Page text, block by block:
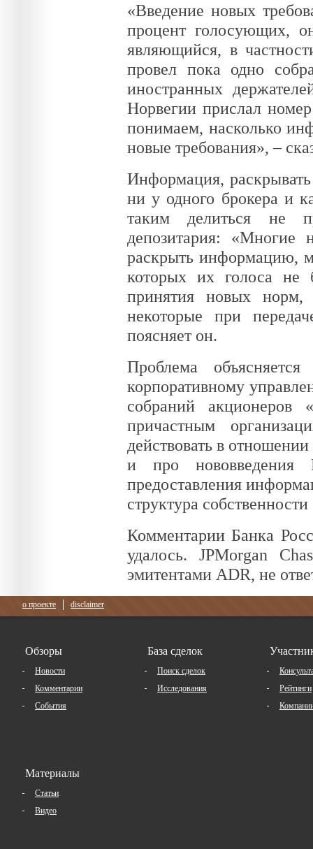
«Введение новых
процент голосующих,
являющийся, в
провел пока одно
иностранных
Норвегии прислал
понимаем, насколько
новые требования», –
Информация,
ни у одного брокера и
таким делиться не
депозитария: «Многие
раскрыть информацию,
которых их голоса не
принятия новых
некоторые при
поясняет он.
Проблема
корпоративному
собраний акционеров
причастным
действовать в
и про нововведения
предоставления
структура
Комментарии Банка
удалось. JPMorgan
эмитентами ADR, не
о проекте disclaimer
Обзоры
Новости
Комментарии
События
База сделок
Поиск сделок
Исследования
Рейтинги
Материалы
Статьи
Видео